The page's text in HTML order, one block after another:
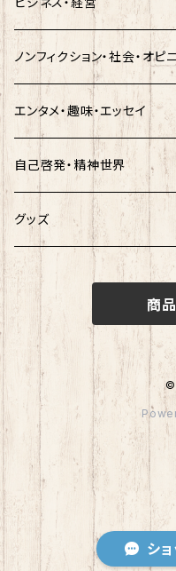
シ
ノンフィクション・社会・オピ
エンタメ・趣味・エッセイ
自己啓発・精神世界
グッズ
商
©